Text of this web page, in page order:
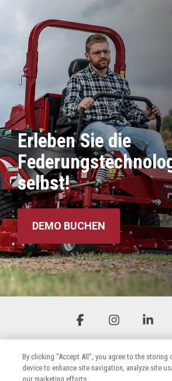
Erleben Sie die
selbst!
DEMO BUCHEN
FacebookInstagram
By clicking “Accept All”, you agree to the storing
device to enhance site navigation, analyze site
our marketing efforts.